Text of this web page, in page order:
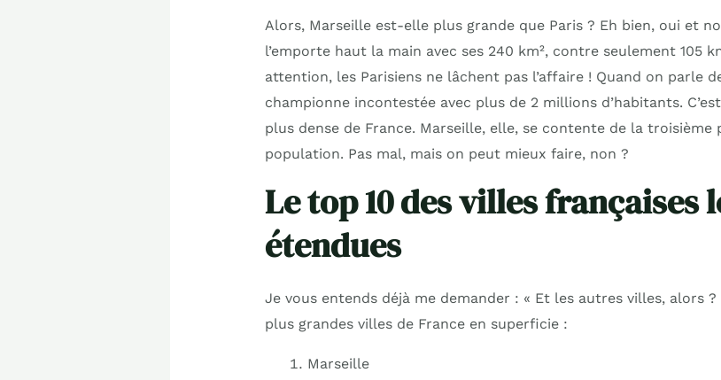
Alors, Marseille est-elle plus grande que Paris ? Eh bien, oui et
l’emporte haut la main avec ses 240 km², contre seulement 105
attention, les Parisiens ne lâchent pas l’affaire ! Quand on parle
championne incontestée avec plus de 2 millions d’habitants.
plus dense de France. Marseille, elle, se contente de la troisième
population. Pas mal, mais on peut mieux faire, non ?
Le top 10 des villes françaises
étendues
Je vous entends déjà me demander : « Et les autres villes, alors ?
plus grandes villes de France en superficie :
Marseille